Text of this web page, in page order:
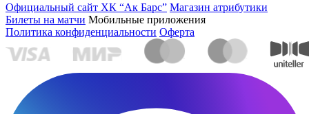
Официальный сайт ХК “Ак Барс” Магазин атрибутики
Билеты на матчи Мобильные приложения
Политика конфиденциальности Оферта